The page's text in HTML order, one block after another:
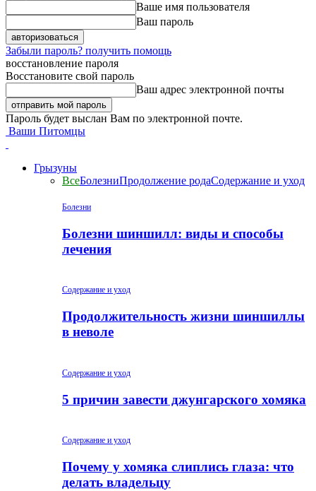
Ваше имя пользователя
Ваш пароль
Забыли пароль? получить помощь
восстановление пароля
Восстановите свой пароль
Ваш адрес электронной почты
Пароль будет выслан Вам по электронной почте.
Ваши Питомцы
Грызуны
ВсеБолезниПродолжение родаСодержание и уход
Болезни
Болезни шиншилл: виды и способы
лечения
Содержание и уход
Продолжительность жизни шиншиллы
в неволе
Содержание и уход
5 причин завести джунгарского хомяка
Содержание и уход
Почему у хомяка слиплись глаза: что
делать владельцу